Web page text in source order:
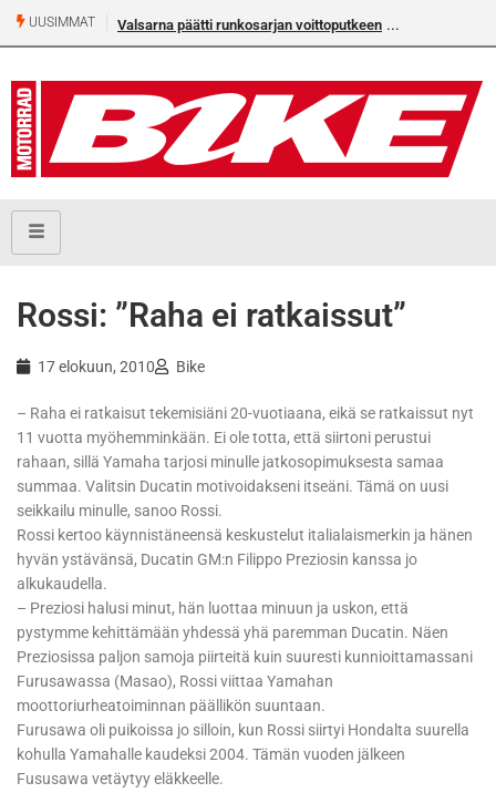
UUSIMMAT Valsarna päätti runkosarjan voittoputkeen
Rossi: ”Raha ei ratkaissut”
17 elokuun, 2010 Bike
– Raha ei ratkaisut tekemisiäni 20-vuotiaana, eikä se ratkaissut nyt
11 vuotta myöhemminkään. Ei ole totta, että siirtoni perustui
rahaan, sillä Yamaha tarjosi minulle jatkosopimuksesta samaa
summaa. Valitsin Ducatin motivoidakseni itseäni. Tämä on uusi
seikkailu minulle, sanoo Rossi.
Rossi kertoo käynnistäneensä keskustelut italialaismerkin ja hänen
hyvän ystävänsä, Ducatin GM:n Filippo Preziosin kanssa jo
alkukaudella.
– Preziosi halusi minut, hän luottaa minuun ja uskon, että
pystymme kehittämään yhdessä yhä paremman Ducatin. Näen
Preziosissa paljon samoja piirteitä kuin suuresti kunnioittamassani
Furusawassa (Masao), Rossi viittaa Yamahan
moottoriurheatoiminnan päällikön suuntaan.
Furusawa oli puikoissa jo silloin, kun Rossi siirtyi Hondalta suurella
kohulla Yamahalle kaudeksi 2004. Tämän vuoden jälkeen
Fususawa vetäytyy eläkkeelle.